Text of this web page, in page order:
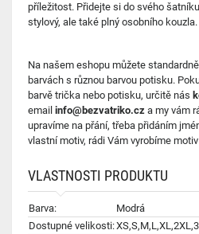
příležitost. Přidejte si do svého
stylový, ale také plný osobního kouzla.
Na našem eshopu můžete
barvách s různou barvou potisku.
barvě trička nebo potisku, určitě nás
email info@bezvatriko.cz a my vám
upravíme na přání, třeba přidáním
vlastní motiv, rádi Vám vyrobíme motiv
VLASTNOSTI PRODUKTU
Barva:
Modrá
Dostupné velikosti: